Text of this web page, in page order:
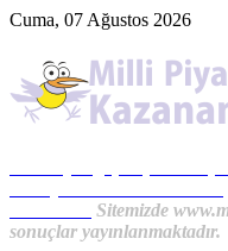
Cuma, 07 Ağustos 2026
Sitemizde
sonuçlar yayınlanmaktadır.